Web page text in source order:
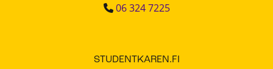
06 324 7225
STUDENTKAREN.FI